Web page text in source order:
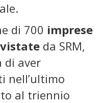
di 700 imprese
da SRM,
di aver
nell’ultimo
al triennio